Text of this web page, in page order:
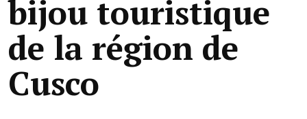
bijou touristique
de la région de
Cusco